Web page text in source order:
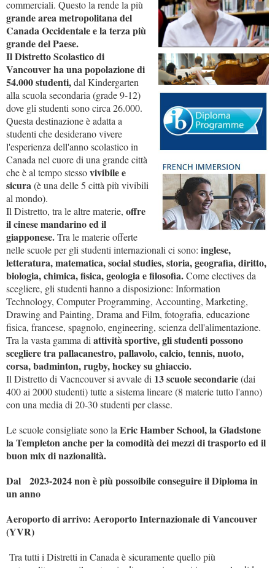
commerciali. Questo la rende la più
grande area metropolitana del
Canada Occidentale e la terza più
grande del Paese.
Il Distretto Scolastico di
Vancouver ha una popolazione di
54.000 studenti,dal Kindergarten
alla scuola secondaria (grade 9-12)
dove gli studenti sono circa 26.000.
Questa destinazione è adatta a
studenti che desiderano vivere
l'esperienza dell'anno scolastico in
Canada nel cuore di una grande città
che è al tempo stessovivibile e
sicura(è una delle 5 città più vivibili
al mondo).
Il Distretto, tra le altre materie, offre
il cinese mandarino ed il
giapponese.Tra le materie offerte
nelle scuole per gli studenti internazionali ci sono: inglese,
letteratura, matematica, social studies, storia, geografia, diritto,
biologia, chimica, fisica, geologia e filosofia.Come electives da
scegliere, gli studenti hanno a disposizione: Information
Technology, Computer Programming, Accounting, Marketing,
Drawing and Painting, Drama and Film, fotografia, educazione
fisica, francese, spagnolo, engineering, scienza dell'alimentazione.
Tra la vasta gamma di attività sportive, gli studenti possono
scegliere tra pallacanestro, pallavolo, calcio, tennis, nuoto,
corsa, badminton, rugby, hockey su ghiaccio.
Il Distretto di Vacncouver si avvale di 13 scuole secondarie(dai
400 ai 2000 studenti) tutte a sistema lineare (8 materie tutto l'anno)
con una media di 20-30 studenti per classe.
Le scuole consigliate sono la Eric Hamber School, la Gladstone
la Templeton anche per la comodità dei mezzi di trasporto ed il
buon mix di nazionalità.
Dal 2023-2024 non è più possoibile conseguire il Diploma in
un anno
Aeroporto di arrivo: Aeroporto Internazionale di Vancouver
(YVR)
Tra tutti i Distretti in Canada è sicuramente quello più